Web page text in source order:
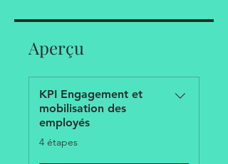
Aperçu
KPI Engagement et
mobilisation des
employés
.
4 étapes